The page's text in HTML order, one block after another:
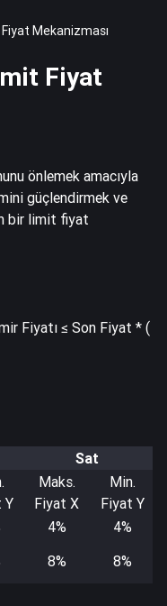
Mekanizması
Fiyat
önlemek amacıyla
güçlendirmek ve
bir limit fiyat
Fiyatı ≤ Son Fiyat * (
Sat
Y
Maks.
Fiyat X
Min.
Fiyat Y
4%
4%
8% 8%